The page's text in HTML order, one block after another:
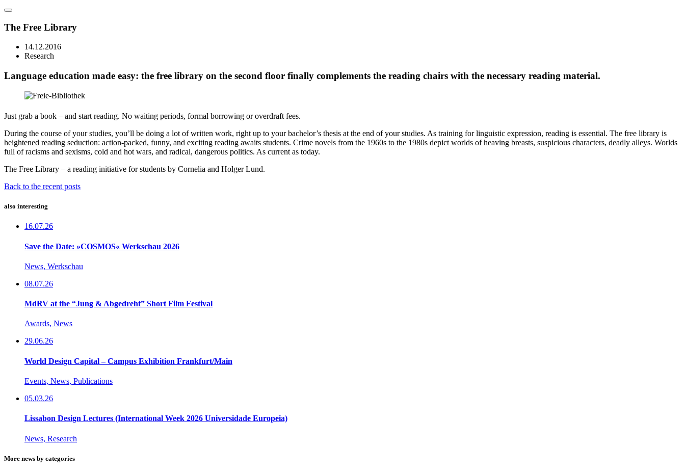
The Free Library
14.12.2016
Research
Language education made easy: the free library on the second floor finally complements the reading chairs with the necessary reading material.
Just grab a book – and start reading. No waiting periods, formal borrowing or overdraft fees.
During the course of your studies, you’ll be doing a lot of written work, right up to your bachelor’s thesis at the end of your studies. As training for linguistic expression, reading is essential. The free library is
heightened reading seduction: action-packed, funny, and exciting reading awaits students. Crime novels from the 1960s to the 1980s depict worlds of heaving breasts, suspicious characters, deadly alleys. Worlds
full of racisms and sexisms, cold and hot wars, and radical, dangerous politics. As current as today.
The Free Library – a reading initiative for students by Cornelia and Holger Lund.
Back to the recent posts
also interesting
16.07.26
Save the Date: »COSMOS« Werkschau 2026
News, Werkschau
08.07.26
MdRV at the “Jung & Abgedreht” Short Film Festival
Awards, News
29.06.26
World Design Capital – Campus Exhibition Frankfurt/Main
Events, News, Publications
05.03.26
Lissabon Design Lectures (International Week 2026 Universidade Europeia)
News, Research
More news by categories